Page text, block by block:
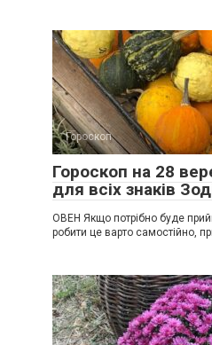
Гороскоп
Гороскоп на 28
для всіх знаків
ОВЕН Якщо потрібно буде
робити це варто самостійно,